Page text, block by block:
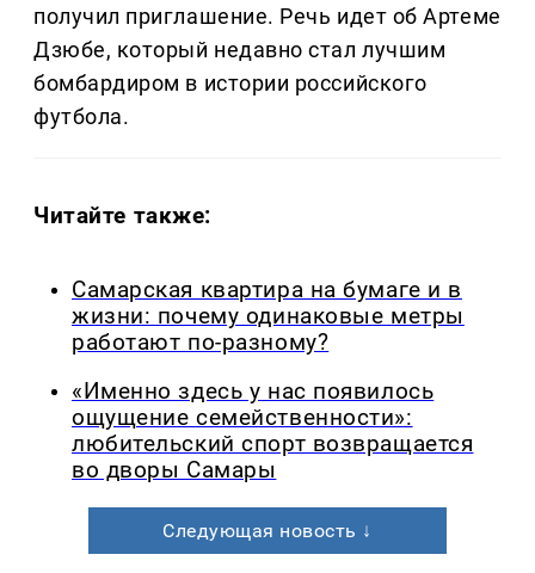
получил приглашение. Речь идет об Артеме
Дзюбе, который недавно стал лучшим
бомбардиром в истории российского
футбола.
Читайте также:
Самарская квартира на бумаге и в
жизни: почему одинаковые метры
работают по-разному?
«Именно здесь у нас появилось
ощущение семейственности»:
любительский спорт возвращается
во дворы Самары
Следующая новость ↓